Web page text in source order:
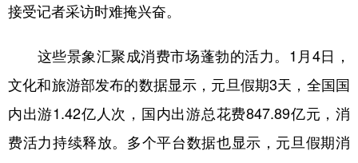
接受记者采访时难掩兴奋。
这些景象汇聚成消费市场蓬勃的活力。1月4日，
文化和旅游部发布的数据显示，元旦假期3天，全国国
内出游1.42亿人次，国内出游总花费847.89亿元，消
费活力持续释放。多个平台数据也显示，元旦假期消